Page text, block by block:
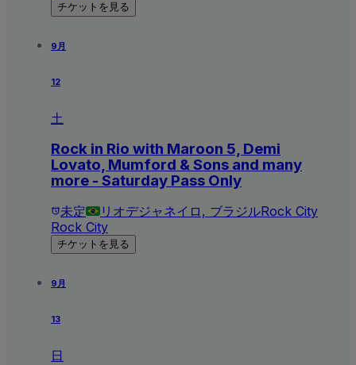
チケットを見る
9月
12
土
Rock in Rio with Maroon 5, Demi
Lovato, Mumford & Sons and many
more - Saturday Pass Only
未定 リオデジャネイロ, ブラジルRock City
Rock City
チケットを見る
9月
13
日